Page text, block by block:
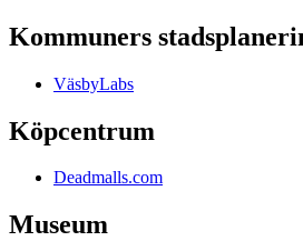
Kommuners
VäsbyLabs
Köpcentrum
Deadmalls.com
Museum